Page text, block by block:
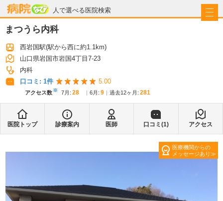
人で選べる医院検索
病院なび
まつうら内科
西岩国駅(駅から西に約1.1km)
山口県岩国市岩国4丁目7-23
内科
口コミ: 1件 5.00
アクセス数※ 7月 : 28 6月 : 9 過去12ヶ月: 281
医院トップ 診療案内 医師 口コミ(1) アクセス
医療機関からの
メッセージあり